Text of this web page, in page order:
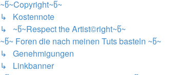
~წ~Copyright~წ~
↳ Kostennote
↳ ~წ~Respect the Artist©right~წ~
~წ~ Foren die nach meinen Tuts basteln ~წ~
↳ Genehmigungen
↳ Linkbanner